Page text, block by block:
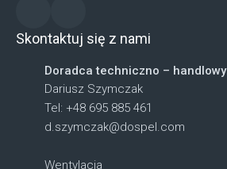
Skontaktuj się z nami
Doradca techniczno – handlowy
Dariusz Szymczak
Tel: +48 695 885 461
d.szymczak@dospel.com
Wentylacja